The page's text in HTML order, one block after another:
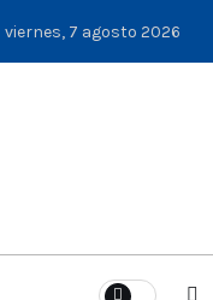
viernes, 7 agosto 2026